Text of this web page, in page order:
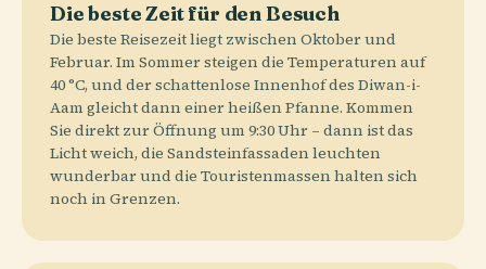
Die beste Zeit für den Besuch
Die beste Reisezeit liegt zwischen Oktober und
Februar. Im Sommer steigen die Temperaturen auf
40 °C, und der schattenlose Innenhof des Diwan-i-
Aam gleicht dann einer heißen Pfanne. Kommen
Sie direkt zur Öffnung um 9:30 Uhr – dann ist das
Licht weich, die Sandsteinfassaden leuchten
wunderbar und die Touristenmassen halten sich
noch in Grenzen.